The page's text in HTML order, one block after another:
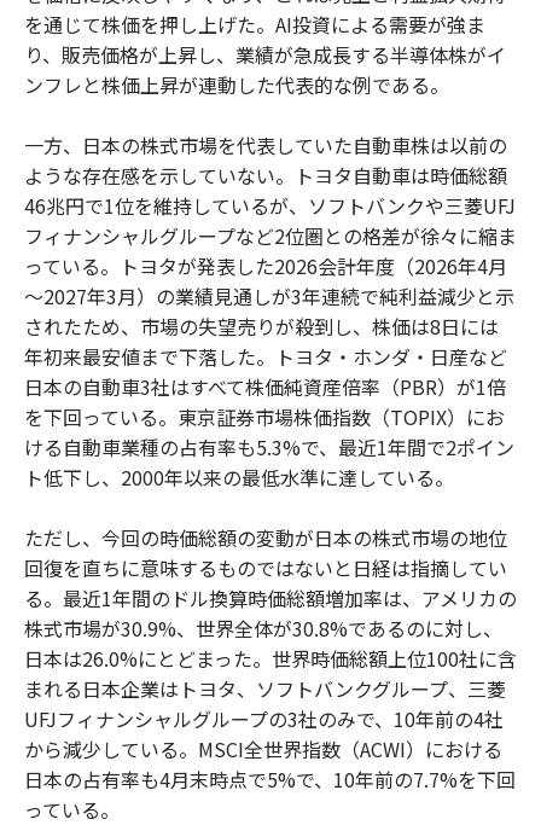
を通じて株価を押し上げた。AI投資による需要が強ま
り、販売価格が上昇し、業績が急成長する半導体株がイ
ンフレと株価上昇が連動した代表的な例である。
一方、日本の株式市場を代表していた自動車株は以前の
ような存在感を示していない。トヨタ自動車は時価総額
46兆円で1位を維持しているが、ソフトバンクや三菱UFJ
フィナンシャルグループなど2位圏との格差が徐々に縮ま
っている。トヨタが発表した2026会計年度（2026年4月
～2027年3月）の業績見通しが3年連続で純利益減少と示
されたため、市場の失望売りが殺到し、株価は8日には
年初来最安値まで下落した。トヨタ・ホンダ・日産など
日本の自動車3社はすべて株価純資産倍率（PBR）が1倍
を下回っている。東京証券市場株価指数（TOPIX）にお
ける自動車業種の占有率も5.3%で、最近1年間で2ポイン
ト低下し、2000年以来の最低水準に達している。
ただし、今回の時価総額の変動が日本の株式市場の地位
回復を直ちに意味するものではないと日経は指摘してい
る。最近1年間のドル換算時価総額増加率は、アメリカの
株式市場が30.9%、世界全体が30.8%であるのに対し、
日本は26.0%にとどまった。世界時価総額上位100社に含
まれる日本企業はトヨタ、ソフトバンクグループ、三菱
UFJフィナンシャルグループの3社のみで、10年前の4社
から減少している。MSCI全世界指数（ACWI）における
日本の占有率も4月末時点で5%で、10年前の7.7%を下回
っている。